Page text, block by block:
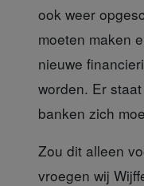
ook weer
moeten maken
nieuwe
worden. Er
banken zich
Zou dit alleen
vroegen wij